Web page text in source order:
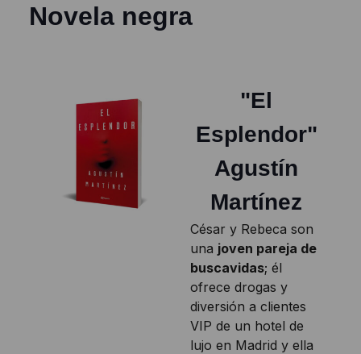
Novela negra
"El
Esplendor"
Agustín
Martínez
César y Rebeca son
una joven pareja de
buscavidas; él
ofrece drogas y
diversión a clientes
VIP de un hotel de
lujo en Madrid y ella